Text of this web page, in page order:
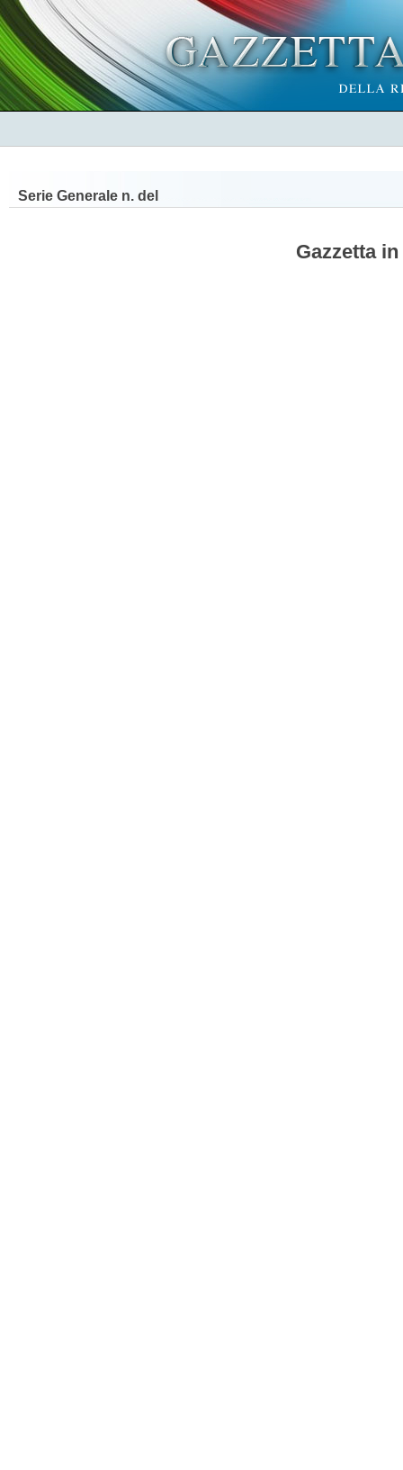
Serie Generale n. del
Gazzetta